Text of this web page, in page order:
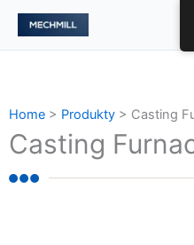
内
Home > Produkty > Casting
Casting